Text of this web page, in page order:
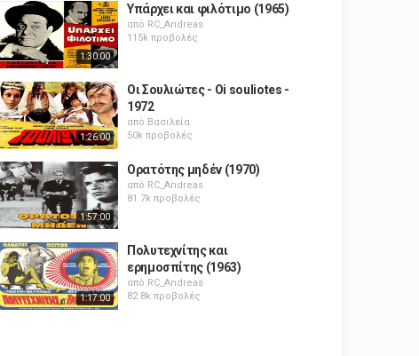
1:30:00
Υπάρχει και φιλότιμο (1965)
από RC_Andreas
115k προβολές
1:26:00
Οι Σουλιώτες - Oi souliotes -
1972
από Βασιλεία
50k προβολές
1:57:00
Ορατότης μηδέν (1970)
από RC_Andreas
81.7k προβολές
1:17:00
Πολυτεχνίτης και
ερημοσπίτης (1963)
από RC_Andreas
82.8k προβολές